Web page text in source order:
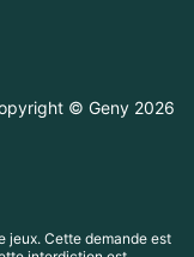
© Geny 2026
jeux. Cette demande est